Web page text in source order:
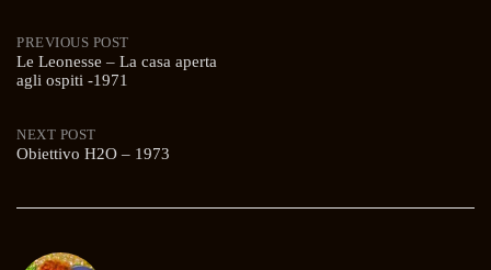
Post
navigation
PREVIOUS POST
Le Leonesse – La casa aperta
agli ospiti -1971
NEXT POST
Obiettivo H2O – 1973